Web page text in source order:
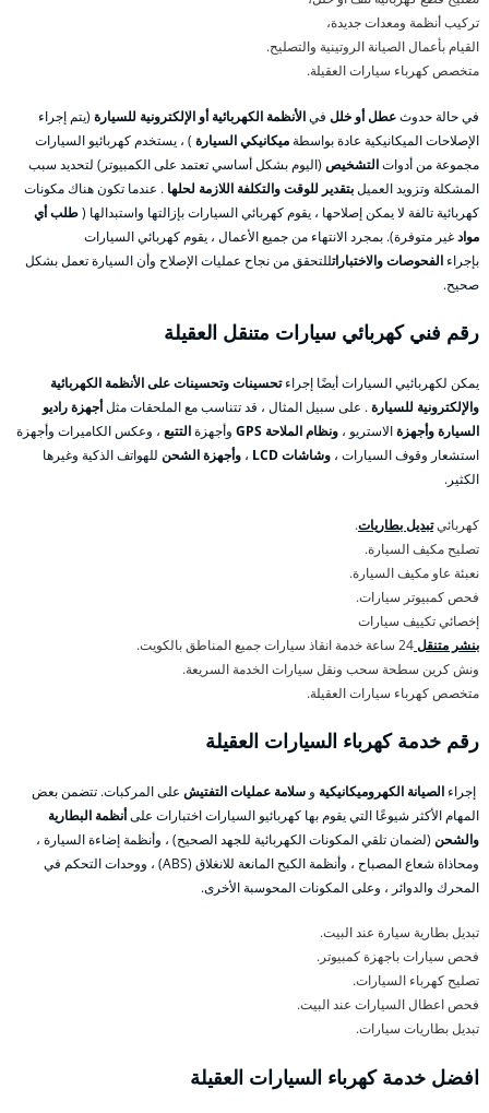
تركيب أنظمة ومعدات جديدة،
القيام بأعمال الصيانة الروتينية والتصليح.
متخصص كهرباء سيارات العقيلة.
في حالة حدوثعطل أو خلل فيالأنظمة الكهربائية أو الإلكترونية للسيارة (يتم إجراء
الإصلاحات الميكانيكية عادة بواسطةميكانيكي السيارة ) ، يستخدم كهربائيو السيارات
مجموعة من أدواتالتشخيص (اليوم بشكل أساسي تعتمد على الكمبيوتر) لتحديد سبب
المشكلة وتزويد العميلبتقدير للوقت والتكلفة اللازمة لحلها . عندما تكون هناك مكونات
كهربائية تالفة لا يمكن إصلاحها ، يقوم كهربائي السيارات بإزالتها واستبدالها (طلب أي
موادغير متوفرة). بمجرد الانتهاء من جميع الأعمال ، يقوم كهربائي السيارات
بإجراء الفحوصات والاختباراتللتحقق من نجاح عمليات الإصلاح وأن السيارة تعمل بشكل
صحيح.
رقم فني كهربائي سيارات متنقل العقيلة
يمكن لكهربائيي السيارات أيضًا إجراءتحسينات وتحسينات على الأنظمة الكهربائية
والإلكترونية للسيارة. على سبيل المثال ، قد تتناسب مع الملحقات مثلأجهزة راديو
السيارة وأجهزةالاستريو ، ونظام الملاحة GPS وأجهزةالتتبع ، وعكس الكاميرات وأجهزة
استشعار وقوف السيارات ، وشاشات LCD ، وأجهزة الشحن للهواتف الذكية وغيرها
الكثير.
كهربائيتبديل بطاريات.
تصليح مكيف السيارة.
نعبئة عاو مكيف السيارة.
فحص كمبيوتر سيارات.
إخصائي تكييف سيارات
بنشر متنقل24 ساعة خدمة انقاذ سيارات جميع المناطق بالكويت.
ونش كرين سطحة سحب ونقل سيارات الخدمة السريعة.
متخصص كهرباء سيارات العقيلة.
رقم خدمة كهرباء السيارات العقيلة
إجراء الصيانة الكهروميكانيكية و سلامة عمليات التفتيش على المركبات. تتضمن بعض
المهام الأكثر شيوعًا التي يقوم بها كهربائيو السيارات اختبارات علىأنظمة البطارية
والشحن (لضمان تلقي المكونات الكهربائية للجهد الصحيح) ، وأنظمة إضاءة السيارة ،
ومحاذاة شعاع المصباح ، وأنظمة الكبح المانعة للانغلاق (ABS) ، ووحدات التحكم في
المحرك والدوائر ، وعلى المكونات المحوسبة الأخرى.
تبديل بطارية سيارة عند البيت.
فحص سيارات باجهزة كمبيوتر.
تصليح كهرباء السيارات.
فحص اعطال السيارات عند البيت.
تبديل بطاريات سيارات.
افضل خدمة كهرباء السيارات العقيلة